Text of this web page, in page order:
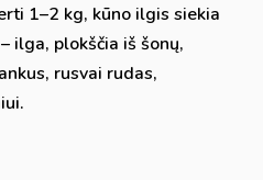
1–2 kg, kūno ilgis siekia
ilga, plokščia iš šonų,
rusvai rudas,